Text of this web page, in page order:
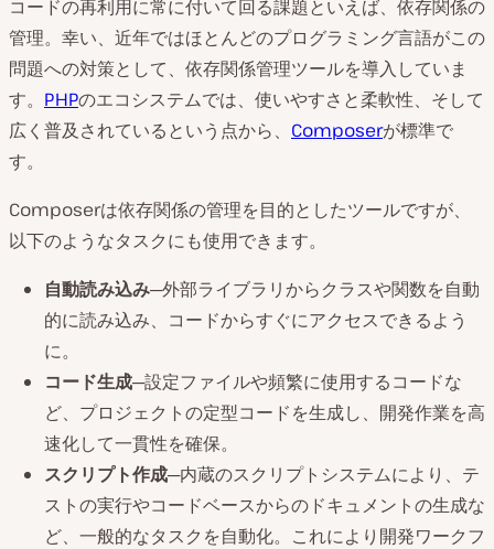
コードの再利用に常に付いて回る課題といえば、依存関係の
管理。幸い、近年ではほとんどのプログラミング言語がこの
問題への対策として、依存関係管理ツールを導入していま
す。 PHPのエコシステムでは、使いやすさと柔軟性、そして
広く普及されているという点から、 Composerが標準で
す。
Composerは依存関係の管理を目的としたツールですが、
以下のようなタスクにも使用できます。
自動読み込み─外部ライブラリからクラスや関数を自動
的に読み込み、コードからすぐにアクセスできるよう
に。
コード生成─設定ファイルや頻繁に使用するコードな
ど、プロジェクトの定型コードを生成し、開発作業を高
速化して一貫性を確保。
スクリプト作成─内蔵のスクリプトシステムにより、テ
ストの実行やコードベースからのドキュメントの生成な
ど、一般的なタスクを自動化。これにより開発ワークフ